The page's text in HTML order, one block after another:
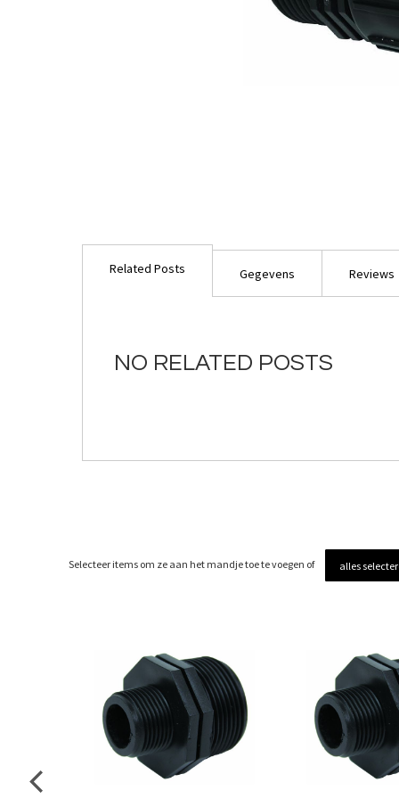
gallerij
Related Posts
NO RELATED POSTS
Gegevens Reviews
Selecteer items om ze aan het mandje toe te voegen of alles